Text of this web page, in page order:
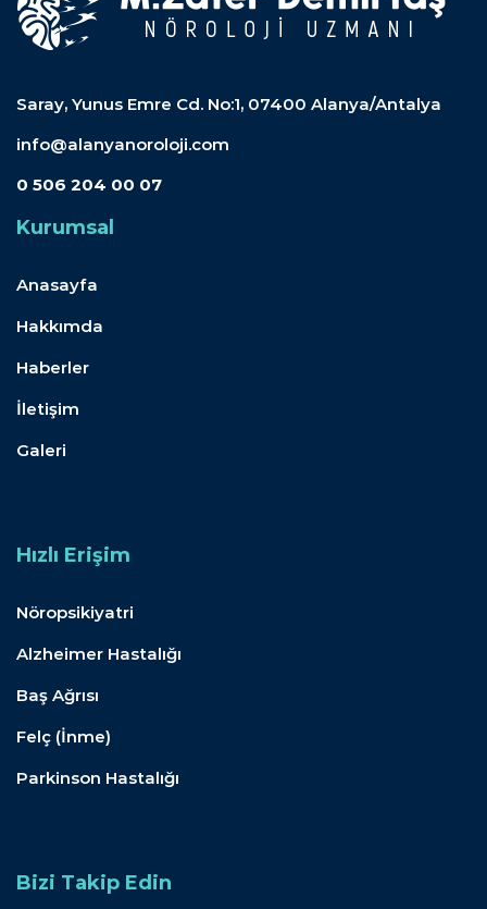
Saray, Yunus Emre Cd. No:1, 07400 Alanya/Antalya
info@alanyanoroloji.com
0 506 204 00 07
Kurumsal
Anasayfa
Hakkımda
Haberler
İletişim
Galeri
Hızlı Erişim
Nöropsikiyatri
Alzheimer Hastalığı
Baş Ağrısı
Felç (İnme)
Parkinson Hastalığı
Bizi Takip Edin